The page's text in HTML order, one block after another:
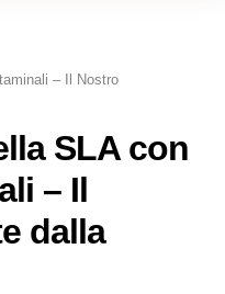
– Il Nostro
SLA con
– Il
dalla